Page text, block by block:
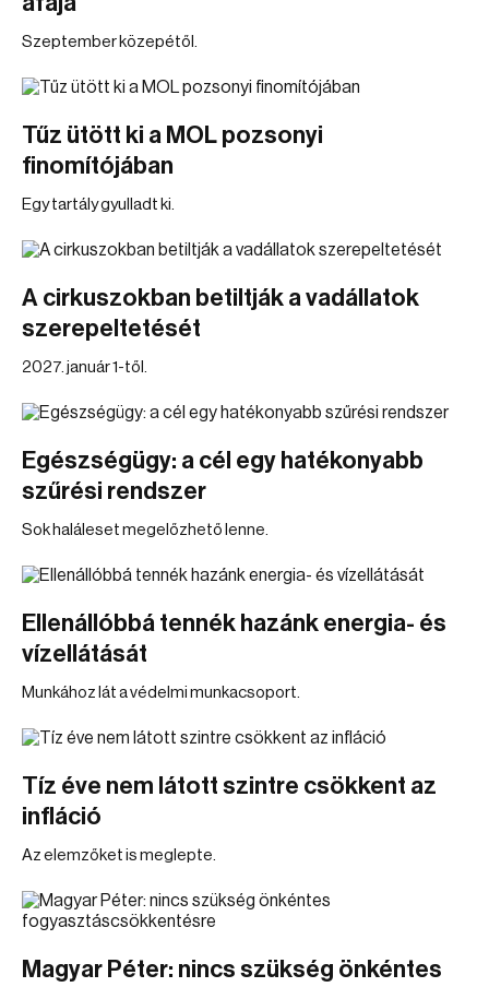
Szeptember közepétől.
Tűz ütött ki a MOL pozsonyi
finomítójában
Egy tartály gyulladt ki.
A cirkuszokban betiltják a vadállatok
szerepeltetését
2027. január 1-től.
Egészségügy: a cél egy hatékonyabb
szűrési rendszer
Sok haláleset megelőzhető lenne.
Ellenállóbbá tennék hazánk energia- és
vízellátását
Munkához lát a védelmi munkacsoport.
Tíz éve nem látott szintre csökkent az
infláció
Az elemzőket is meglepte.
Magyar Péter: nincs szükség önkéntes